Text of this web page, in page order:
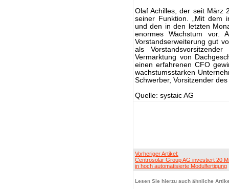
Olaf Achilles, der seit März
seiner Funktion. „Mit dem
und den in den letzten
enormes Wachstum vor.
Vorstandserweiterung gut
als
Vermarktung von
einen erfahrenen CFO
wachstumsstarken
Schwerber, Vorsitzender
Quelle: systaic AG
Vorheriger Artikel:
Centrosolar Group AG investiert 20
in hoch automatisierte Modulfertigung
Lesen Sie hierzu auch ähnliche